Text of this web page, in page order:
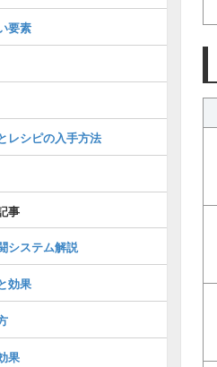
要素
レシピの入手方法
事
システム解説
効果
果